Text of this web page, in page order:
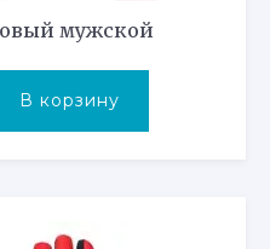
мужской
В корзину